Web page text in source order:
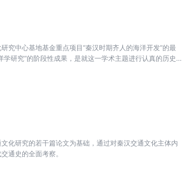
究中心基地基金重点项目“秦汉时期齐人的海洋开发”的最
研究”的阶段性成果，是就这一学术主题进行认真的历史
化研究的若干篇论文为基础，通过对秦汉交通文化主体内
通史的全面考察。